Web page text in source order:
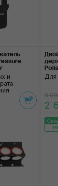
и
Для
3
2